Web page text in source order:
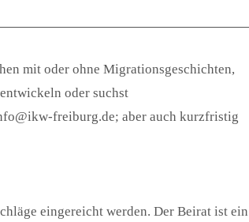
mit oder ohne Migrationsgeschichten,
oder suchst
freiburg.de; aber auch kurzfristig
eingereicht werden. Der Beirat ist ein